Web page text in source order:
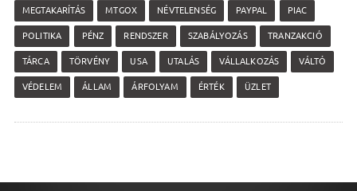
MEGTAKARÍTÁS MTGOX NÉVTELENSÉG PAYPAL PIAC
POLITIKA PÉNZ RENDSZER SZABÁLYOZÁS TRANZAKCIÓ
TÁRCA TÖRVÉNY USA UTALÁS VÁLLALKOZÁS VÁLTÓ
VÉDELEM ÁLLAM ÁRFOLYAM ÉRTÉK ÜZLET